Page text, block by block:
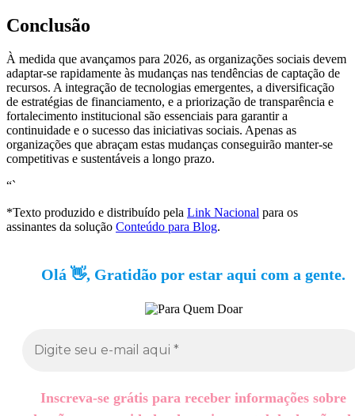
Conclusão
À medida que avançamos para 2026, as organizações sociais devem
adaptar-se rapidamente às mudanças nas tendências de captação de
recursos. A integração de tecnologias emergentes, a diversificação
de estratégias de financiamento, e a priorização de transparência e
fortalecimento institucional são essenciais para garantir a
continuidade e o sucesso das iniciativas sociais. Apenas as
organizações que abraçam estas mudanças conseguirão manter-se
competitivas e sustentáveis a longo prazo.
“`
*Texto produzido e distribuído pela Link Nacional para os
assinantes da solução Conteúdo para Blog.
Olá 👋, Gratidão por estar aqui com a gente.
Inscreva-se grátis para receber informações sobre